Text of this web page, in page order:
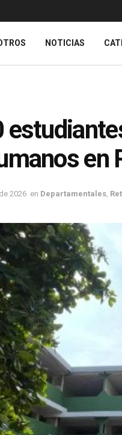
NOTICIAS
en
2026 en Departamentales